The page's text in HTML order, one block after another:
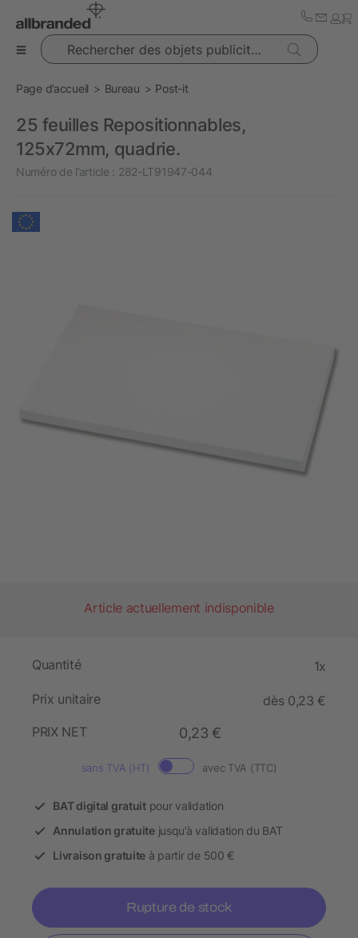
Rechercher des objets publicitaires
Page d’accueil Bureau Post-it
25 feuilles Repositionnables,
125x72mm, quadrie.
Numéro de l’article : 282-LT91947-044
Article actuellement indisponible
Quantité 1x
Prix unitaire
dès 0,23 €
PRIX NET
0,23 €
sans TVA (HT) avec TVA (TTC)
BAT digital gratuitpour validation
Annulation gratuitejusqu’à validation du BAT
Livraison gratuite à partir de 500 €
Rupture de stock